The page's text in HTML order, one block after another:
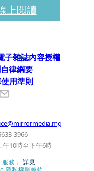
上閱讀
子雜誌內容授權
律綱要
使用準則
3966
午10時至下午6時
服務 ， 詳見
隱私權與條款